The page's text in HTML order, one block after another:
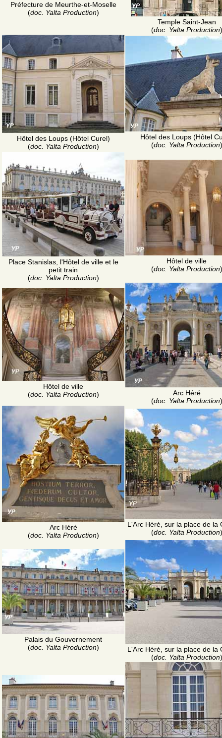
Préfecture de Meurthe-et-Moselle
(doc. Yalta Production)
Temple Saint-Jean
(doc. Yalta Production)
Hôtel des Loups (Hôtel Curel)
(doc. Yalta Production)
Hôtel des Loups (Hôtel
(doc. Yalta Production)
Place Stanislas, l'Hôtel de ville et le
petit train
(doc. Yalta Production)
Hôtel de ville
(doc. Yalta Production)
Hôtel de ville
(doc. Yalta Production)
Arc Héré
(doc. Yalta Production)
Arc Héré
(doc. Yalta Production)
L'Arc Héré, sur la place de la
(doc. Yalta Production)
Palais du Gouvernement
(doc. Yalta Production)
L'Arc Héré, sur la place de la
(doc. Yalta Production)